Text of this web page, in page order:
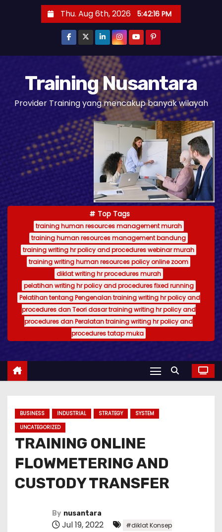
t
Thu. Aug 6th, 2026 5:42:18 PM
Training Nusantara
Provider Training yang mencakup banyak wilayah
Top Tags
training human resources management murah
training human resources management bandung
training writing hr policy and procedures webinar murah
training writing human resources policy online zoom
diklat writing hr procedures murah
pelatihan writing hr policy and procedures fixed running
Pelatihan tentang Pengenalan training writing hr policy and
procedures dan Teori dasar training writing hr policy and
procedures dan Peralatan training writing hr policy and
procedures tatap muka
BUSINESS INDUSTRIAL STRATEGY
SYSTEM
UNCATEGORIZED
TRAINING ONLINE
FLOWMETERING AND
CUSTODY TRANSFER
By nusantara
Jul 19, 2022
#diklat Konsep